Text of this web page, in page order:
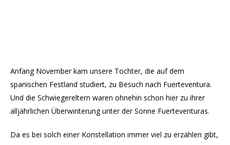
Anfang November kam unsere Tochter, die auf dem
spanischen Festland studiert, zu Besuch nach Fuerteventura.
Und die Schwiegereltern waren ohnehin schon hier zu ihrer
alljährlichen Überwinterung unter der Sonne Fuerteventuras.
Da es bei solch einer Konstellation immer viel zu erzählen gibt,